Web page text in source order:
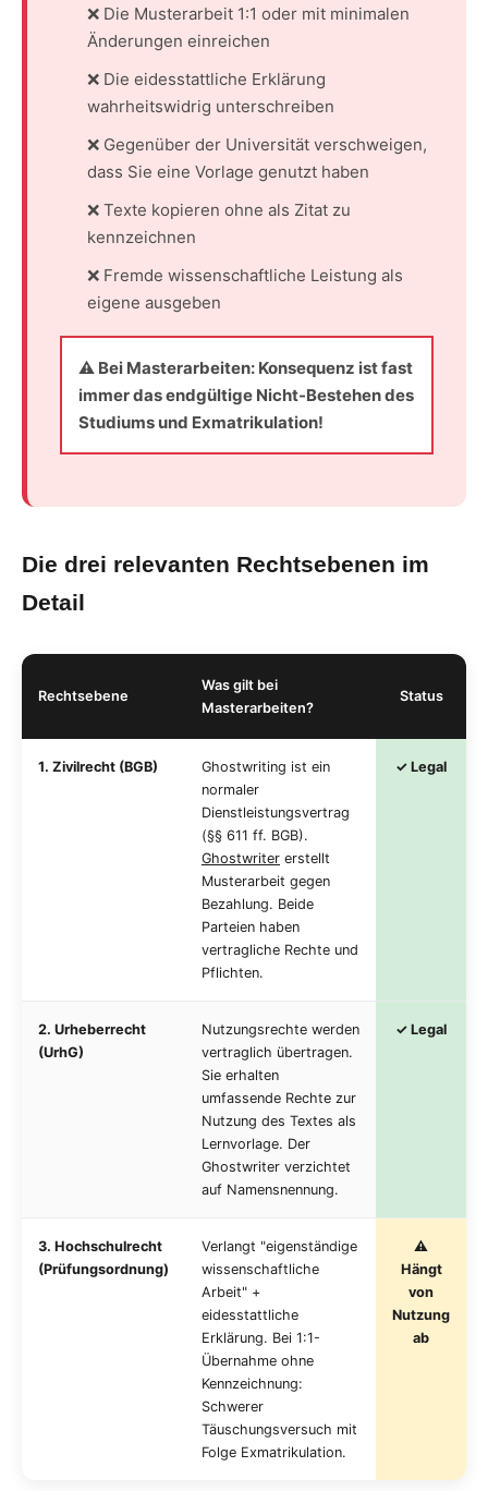
❌ Die Musterarbeit 1:1 oder mit minimalen
Änderungen einreichen
❌ Die eidesstattliche Erklärung
wahrheitswidrig unterschreiben
❌ Gegenüber der Universität verschweigen,
dass Sie eine Vorlage genutzt haben
❌ Texte kopieren ohne als Zitat zu
kennzeichnen
❌ Fremde wissenschaftliche Leistung als
eigene ausgeben
⚠️ Bei Masterarbeiten: Konsequenz ist fast
immer das endgültige Nicht-Bestehen des
Studiums und Exmatrikulation!
Die drei relevanten Rechtsebenen im
Detail
Rechtsebene
Was gilt bei
Masterarbeiten?
Status
1. Zivilrecht (BGB)
Ghostwriting ist ein
normaler
Dienstleistungsvertrag
(§§ 611 ff. BGB).
Ghostwriter erstellt
Musterarbeit gegen
Bezahlung. Beide
Parteien haben
vertragliche Rechte und
Pflichten.
✓ Legal
2. Urheberrecht
(UrhG)
Nutzungsrechte werden
vertraglich übertragen.
Sie erhalten
umfassende Rechte zur
Nutzung des Textes als
Lernvorlage. Der
Ghostwriter verzichtet
auf Namensnennung.
✓ Legal
3. Hochschulrecht
(Prüfungsordnung)
Verlangt "eigenständige
wissenschaftliche
Arbeit" +
eidesstattliche
Erklärung. Bei 1:1-
Übernahme ohne
Kennzeichnung:
Schwerer
Täuschungsversuch mit
Folge Exmatrikulation.
⚠️
Hängt
von
Nutzung
ab